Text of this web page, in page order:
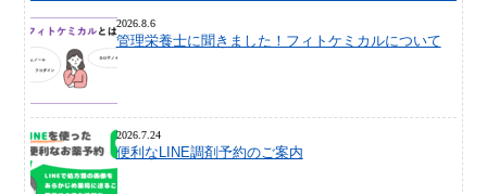
2026.8.6
管理栄養士に聞きました！フィトケミカルについて
2026.7.24
便利なLINE調剤予約のご案内